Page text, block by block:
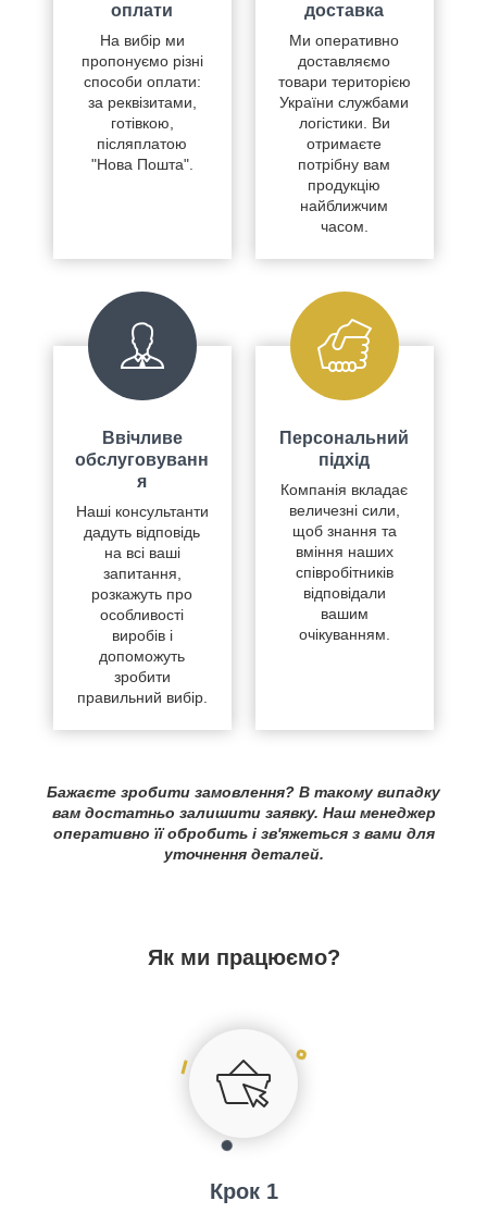
оплати
На вибір ми
пропонуємо різні
способи оплати:
за реквізитами,
готівкою,
післяплатою
"Нова Пошта".
доставка
Ми оперативно
доставляємо
товари територією
України службами
логістики. Ви
отримаєте
потрібну вам
продукцію
найближчим
часом.
Ввічливе
обслуговуванн
я
Наші консультанти
дадуть відповідь
на всі ваші
запитання,
розкажуть про
особливості
виробів і
допоможуть
зробити
правильний вибір.
Персональний
підхід
Компанія вкладає
величезні сили,
щоб знання та
вміння наших
співробітників
відповідали
вашим
очікуванням.
Бажаєте зробити замовлення? В такому випадку
вам достатньо залишити заявку. Наш менеджер
оперативно її обробить і зв'яжеться з вами для
уточнення деталей.
Як ми працюємо?
Крок 1